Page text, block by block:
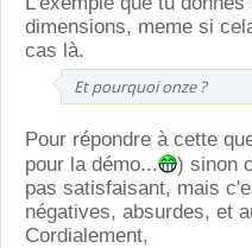
dimensions, meme si
cas là.
Et pourquoi onze ?
Pour répondre à cette
pour la démo...
) sinon
pas satisfaisant, mais
négatives, absurdes, et
Cordialement,